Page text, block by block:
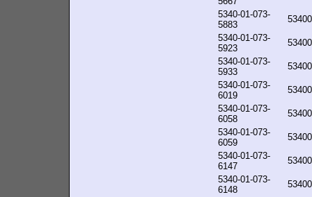
5340-01-073-
5883
5340-01-073-
5923
5340-01-073-
5933
5340-01-073-
6019
5340-01-073-
6058
5340-01-073-
6059
5340-01-073-
6147
5340-01-073-
6148